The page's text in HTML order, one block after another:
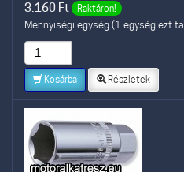
3.160 Ft Raktáron!
Mennyiségi egység (1 egység ezt
Kosárba Részletek